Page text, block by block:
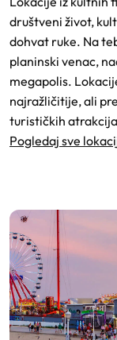
društveni život,
dohvat ruke. Na
planinski venac,
megapolis.
najražličitije, ali
turističkih
Pogledaj sve